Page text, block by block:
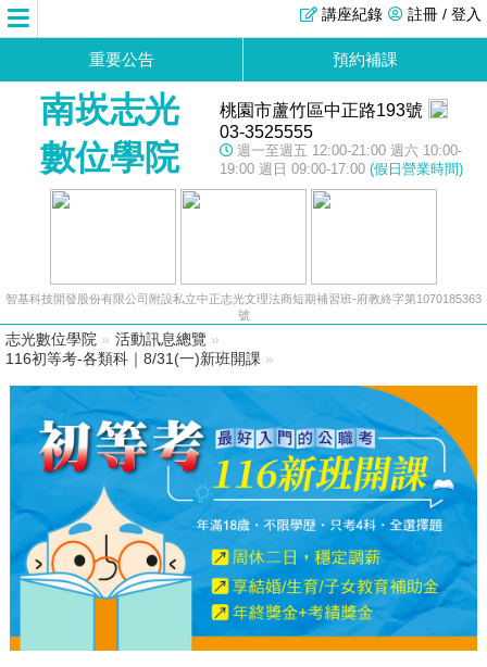
註冊 / 登入
講座紀錄
重要公告 預約補課
南崁志光
數位學院
桃園市蘆竹區中正路193號
03-3525555
週一至週五 12:00-21:00 週六 10:00-
19:00 週日 09:00-17:00 (假日營業時間)
智基科技開發股份有限公司附設私立中正志光文理法商短期補習班-府教終字第1070185363
號
志光數位學院 » 活動訊息總覽 »
116初等考-各類科｜8/31(一)新班開課 »